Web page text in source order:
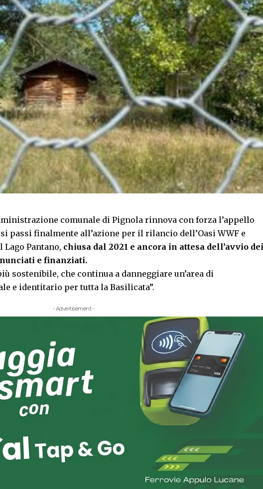
comunale di Pignola rinnova con forza l’appello
passi finalmente all’azione per il rilancio dell’Oasi WWF e
Pantano, chiusa dal 2021 e ancora in attesa dell’avvio dei
e finanziati.
sostenibile, che continua a danneggiare un’area di
e identitario per tutta la Basilicata”.
- Advertisement -